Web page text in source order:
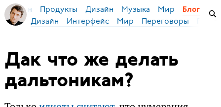
Бирман Продукты Дизайн Музыка Мир Блог
Дизайн Интерфейс Мир Переговоры
Дак что же делать
дальтоникам?